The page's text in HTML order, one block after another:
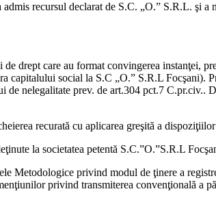
recursul declarat de S.C. „O.” S.R.L. şi
drept care au format convingerea instanţei,
capitalului social la S.C „O.” S.R.L Focşani).
de nelegalitate prev. de art.304 pct.7
recurată cu aplicarea greşită a
la societatea petentă S.C.”O.”S.R.L
Metodologice privind modul de ţinere a
privind transmiterea convenţională a